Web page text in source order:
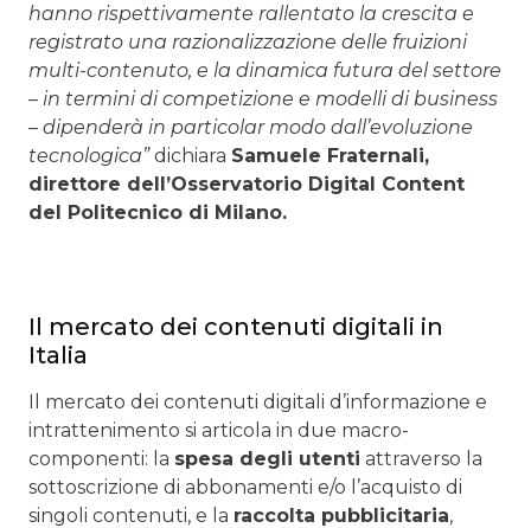
hanno rispettivamente rallentato la crescita e
registrato una razionalizzazione delle fruizioni
multi-contenuto, e la dinamica futura del settore
– in termini di competizione e modelli di business
– dipenderà in particolar modo dall’evoluzione
tecnologica”dichiara Samuele Fraternali,
direttore dell’Osservatorio Digital Content
del Politecnico di Milano.
Il mercato dei contenuti digitali in
Italia
Il mercato dei contenuti digitali d’informazione e
intrattenimento si articola in due macro-
componenti: la spesa degli utenti attraverso la
sottoscrizione di abbonamenti e/o l’acquisto di
singoli contenuti, e la raccolta pubblicitaria,